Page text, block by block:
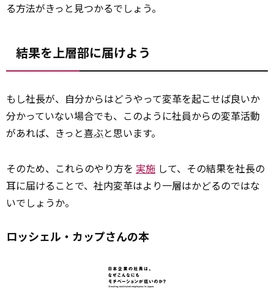
る方法がきっと見つかるでしょう。
結果を上層部に届けよう
もし社長が、自分からはどうやって変革を起こせば良いか
分かっていない場合でも、このように社員からの変革活動
があれば、きっと喜ぶと思います。
そのため、これらのやり方を 実施 して、その結果を社長の
耳に届けることで、社内変革はより一層はかどるのではな
いでしょうか。
ロッシェル・カップさんの本